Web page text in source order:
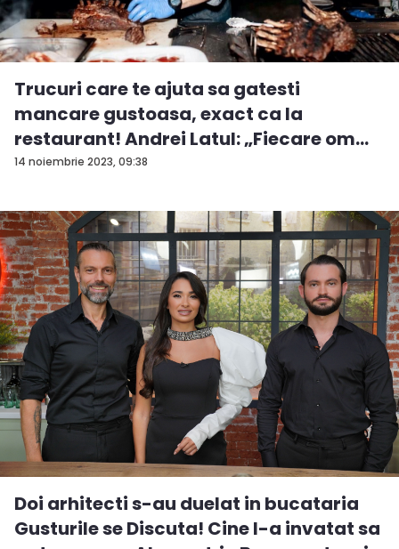
14 noiembrie 2023, 09:38
Trucuri care te ajuta sa gatesti
mancare gustoasa, exact ca la
restaurant! Andrei Latul: „Fiecare om
m...
Doi arhitecti s-au duelat in bucataria
Gusturile se Discuta! Cine l-a invatat sa